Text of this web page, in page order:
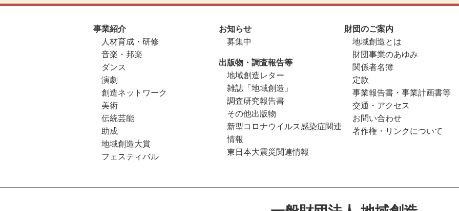
事業紹介
人材育成・研修
音楽・邦楽
ダンス
演劇
創造ネットワーク
美術
伝統芸能
助成
地域創造大賞
フェスティバル
お知らせ
募集中
出版物・調査報告等
地域創造レター
雑誌「地域創造」
調査研究報告書
その他出版物
新型コロナウイルス感染症関連
情報
東日本大震災関連情報
財団のご案内
地域創造とは
財団事業のあゆみ
関係者名簿
定款
事業報告書・事業計画書等
交通・アクセス
お問い合わせ
著作権・リンクについて